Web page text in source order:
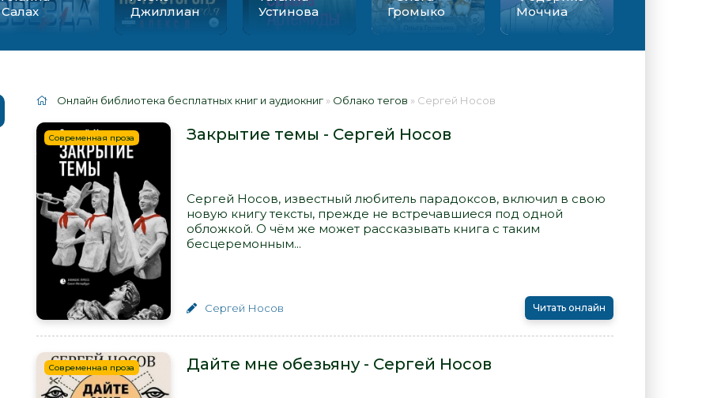
Салах
Джиллиан
Устинова
Громыко
Моччиа
Онлайн библиотека бесплатных книг и аудиокниг » Облако тегов » Сергей Носов
Современная проза Закрытие темы - Сергей Носов
Сергей Носов, известный любитель парадоксов, включил в свою
новую книгу тексты, прежде не встречавшиеся под одной
обложкой. О чём же может рассказывать книга с таким
бесцеремонным...
Сергей Носов Читать онлайн
Современная проза Дайте мне обезьяну - Сергей Носов